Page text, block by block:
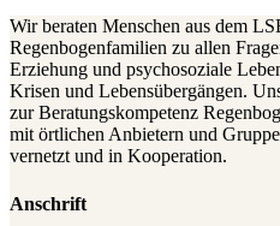
Wir beraten Menschen aus dem
Regenbogenfamilien zu allen
Erziehung und psychosoziale
Krisen und Lebensübergängen.
zur Beratungskompetenz
mit örtlichen Anbietern und
vernetzt und in Kooperation.
Anschrift